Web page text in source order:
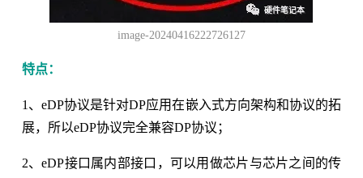
image-20240416222726127
特点：
1、eDP协议是针对DP应用在嵌入式方向架构和协议的拓
展，所以eDP协议完全兼容DP协议；
2、eDP接口属内部接口，可以用做芯片与芯片之间的传